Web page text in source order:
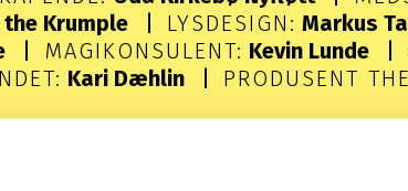
the Krumple LYSDESIGN: Markus
MAGIKONSULENT: Kevin Lunde
Kari Dæhlin PRODUSENT